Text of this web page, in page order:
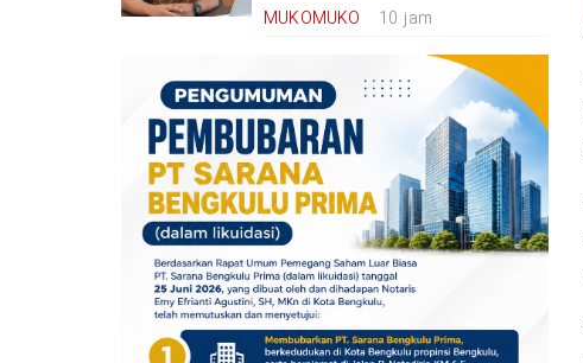
MUKOMUKO 10 jam